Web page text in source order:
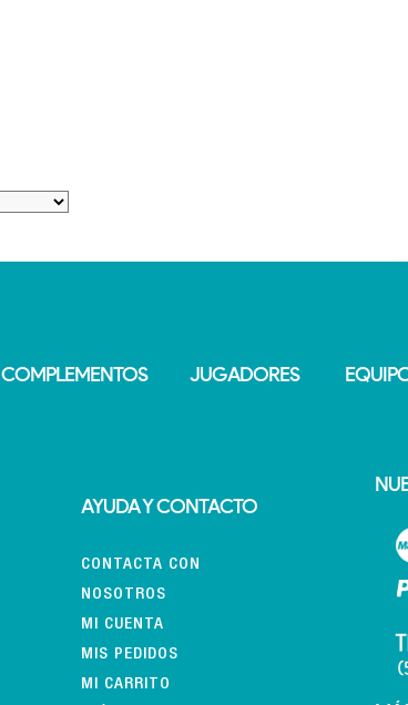
COMPLEMENTOS JUGADORES
AYUDA Y CONTACTO
CONTACTA CON
NOSOTROS
MI CUENTA
MIS PEDIDOS
MI CARRITO